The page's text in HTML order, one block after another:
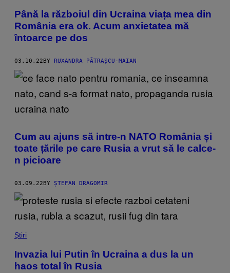
Până la războiul din Ucraina viața mea din
România era ok. Acum anxietatea mă
întoarce pe dos
03.10.22 BY RUXANDRA PĂTRAȘCU-MAIAN
Cum au ajuns să intre-n NATO România și
toate țările pe care Rusia a vrut să le calce-
n picioare
03.09.22BY ȘTEFAN DRAGOMIR
Știri
Invazia lui Putin în Ucraina a dus la un
haos total în Rusia